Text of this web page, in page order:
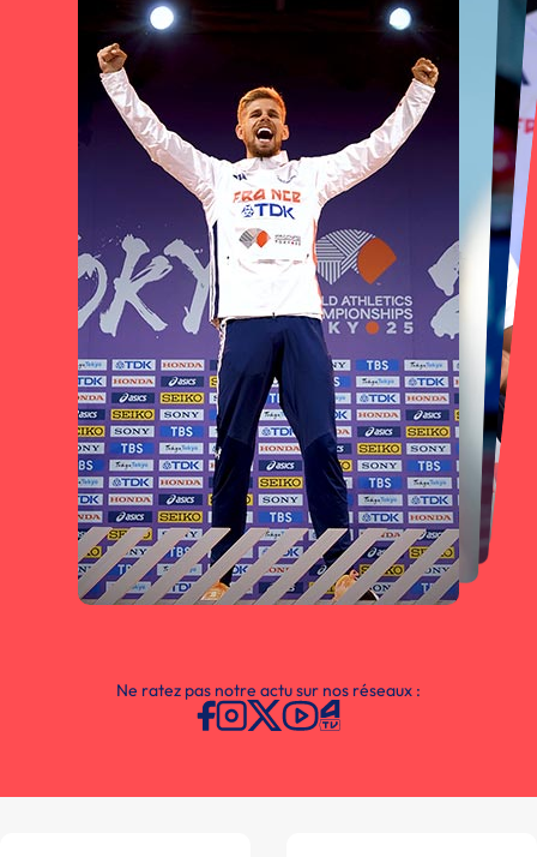
Ne ratez pas notre actu sur nos réseaux :